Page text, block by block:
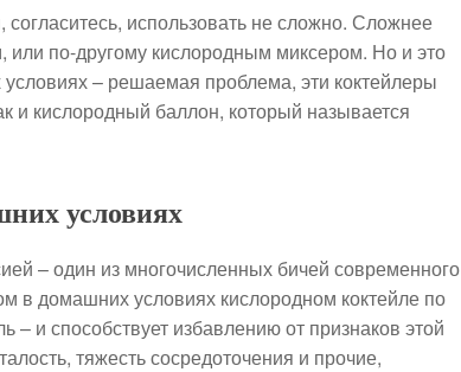
использовать не сложно. Сложнее
или по-другому кислородным миксером. Но и это
– решаемая проблема, эти коктейлеры
и кислородный баллон, который называется
условиях
– один из многочисленных бичей современного
в домашних условиях кислородном коктейле по
и способствует избавлению от признаков этой
тяжесть сосредоточения и прочие,